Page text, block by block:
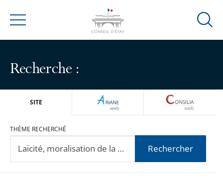
Menu
Ouvrir
Recherche :
SITE ARIANEWEB
THÈME RECHERCHÉ
Rechercher